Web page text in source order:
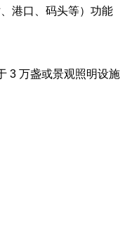
港口、码头等）功能
3 万盏或景观照明设施